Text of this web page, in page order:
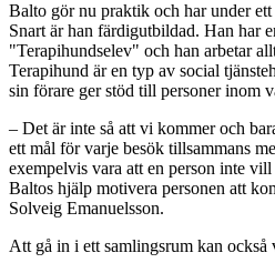
Balto gör nu praktik och har under
Snart är han färdigutbildad. Han har
"Terapihundselev" och han arbetar
Terapihund är en typ av social
sin förare ger stöd till personer inom
– Det är inte så att vi kommer och
ett mål för varje besök tillsammans
exempelvis vara att en person inte
Baltos hjälp motivera personen att
Solveig Emanuelsson.
Att gå in i ett samlingsrum kan också